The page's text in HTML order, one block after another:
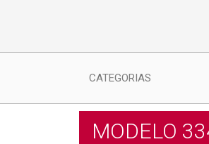
CATEGORIAS
MODELO